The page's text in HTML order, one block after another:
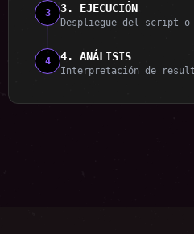
3 3. EJECUCIÓN
Despliegue del script
4 4. ANÁLISIS
Interpretación de